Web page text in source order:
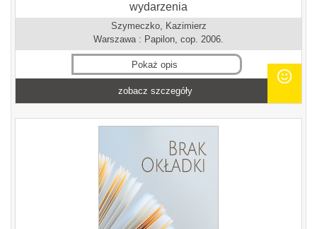
wydarzenia
Szymeczko, Kazimierz
Warszawa : Papilon, cop. 2006.
Pokaż opis
zobacz szczegóły